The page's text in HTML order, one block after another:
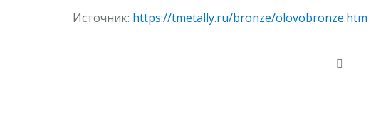
Источник: https://tmetally.ru/bronze/olovobronze.htm